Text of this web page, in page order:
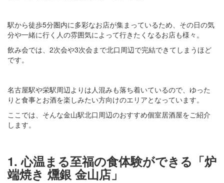
駅から徒歩5分圏内に多彩なお店が集まっているため、その日の気
分や一緒に行く人の雰囲気によって行きたくなるお店も様々。
飲み会では、2次会や3次会まで北口周辺で完結できてしまうほど
です。
名古屋駅や栄駅周辺よりは人混みも落ち着いているので、ゆった
りと食事とお酒を楽しみたい方向けのエリアとなっています。
ここでは、そんな金山駅北口周辺のおすすめ個室居酒屋をご紹介
します。
1. 心温まる至福の食体験ができる「炉
端焼き 燻銀 金山店」